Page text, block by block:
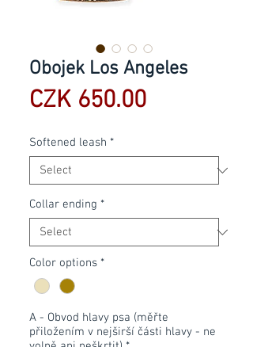
Obojek Los Angeles
CZK 650.00Price
Softened leash *
Collar ending *
Color options *
A - Obvod hlavy psa (měřte
přiložením v nejširší části hlavy - ne